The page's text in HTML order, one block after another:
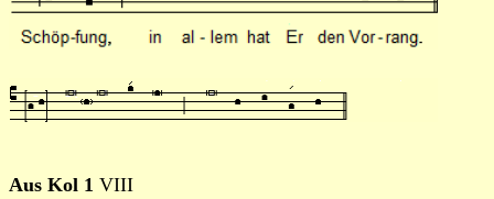
Aus Kol 1 VIII